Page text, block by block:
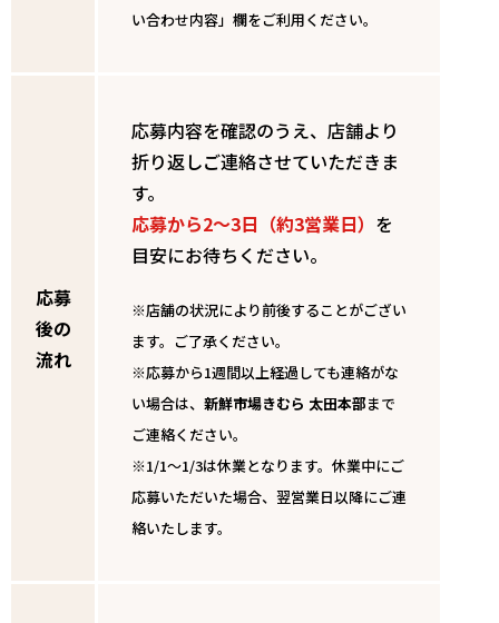
い合わせ内容」欄をご利用ください。
応募
後の
流れ
応募内容を確認のうえ、店舗より
折り返しご連絡させていただきま
す。
応募から2～3日（約3営業日） を
目安にお待ちください。
※店舗の状況により前後することがござい
ます。ご了承ください。
※応募から1週間以上経過しても連絡がな
い場合は、 新鮮市場きむら 太田本部まで
ご連絡ください。
※1/1～1/3は休業となります。休業中にご
応募いただいた場合、翌営業日以降にご連
絡いたします。